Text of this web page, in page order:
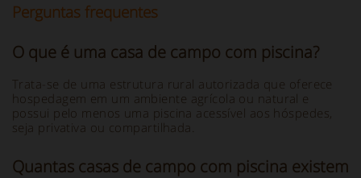
Perguntas frequentes
O que é uma casa de campo com piscina?
Trata-se de uma estrutura rural autorizada que oferece
hospedagem em um ambiente agrícola ou natural e
possui pelo menos uma piscina acessível aos hóspedes,
seja privativa ou compartilhada.
Quantas casas de campo com piscina existem